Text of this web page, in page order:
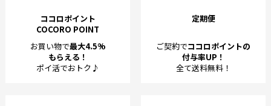
ココロポイント
COCORO POINT
お買い物で最大4.5%
もらえる！
ポイ活でおトク♪
定期便
ご契約でココロポイントの
付与率UP！
全て送料無料！